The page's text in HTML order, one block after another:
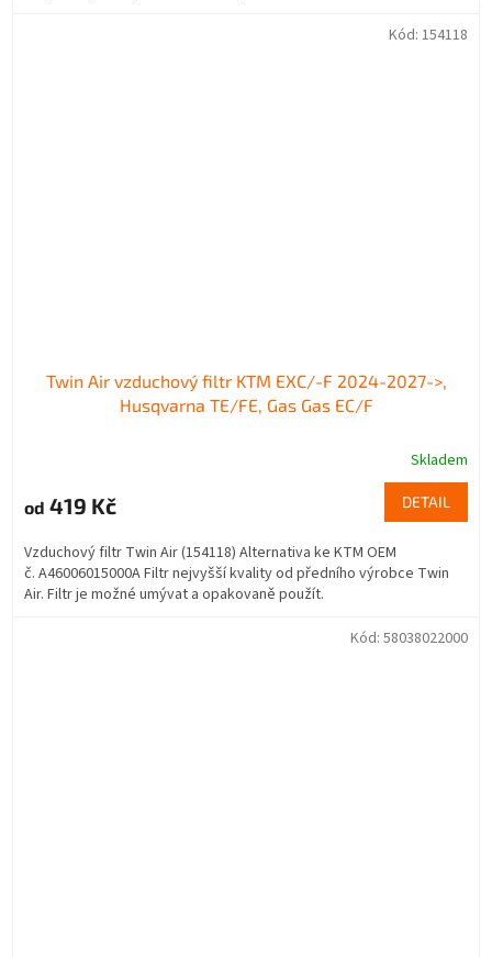
Twin Air vzduchový filtr KTM EXC/-F 2024-2027->,
Husqvarna TE/FE, Gas Gas EC/F
Skladem
od 419 Kč DETAIL
Vzduchový filtr Twin Air (154118) Alternativa ke KTM OEM
č. A46006015000A Filtr nejvyšší kvality od předního výrobce Twin
Air. Filtr je možné umývat a opakovaně použít.
Kód: 154118
Kód: 58038022000